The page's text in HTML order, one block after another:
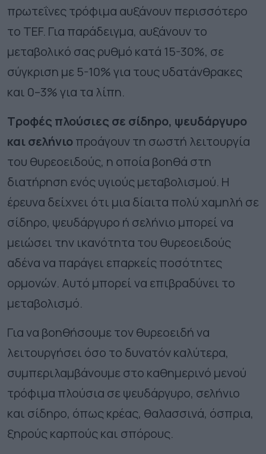
πρωτεΐνες τρόφιμα αυξάνουν περισσότερο
το TEF. Για παράδειγμα, αυξάνουν το
μεταβολικό σας ρυθμό κατά 15-30%, σε
σύγκριση με 5-10% για τους υδατάνθρακες
και 0–3% για τα λίπη.
Τροφές πλούσιες σε σίδηρο, ψευδάργυρο
και σελήνιοπροάγουν τη σωστή λειτουργία
του θυρεοειδούς, η οποία βοηθά στη
διατήρηση ενός υγιούς μεταβολισμού. Η
έρευνα δείχνει ότι μια δίαιτα πολύ χαμηλή σε
σίδηρο, ψευδάργυρο ή σελήνιο μπορεί να
μειώσει την ικανότητα του θυρεοειδούς
αδένα να παράγει επαρκείς ποσότητες
ορμονών. Αυτό μπορεί να επιβραδύνει το
μεταβολισμό.
Για να βοηθήσουμε τον θυρεοειδή να
λειτουργήσει όσο το δυνατόν καλύτερα,
συμπεριλαμβάνουμε στο καθημερινό μενού
τρόφιμα πλούσια σε ψευδάργυρο, σελήνιο
και σίδηρο, όπως κρέας, θαλασσινά, όσπρια,
ξηρούς καρπούς και σπόρους.